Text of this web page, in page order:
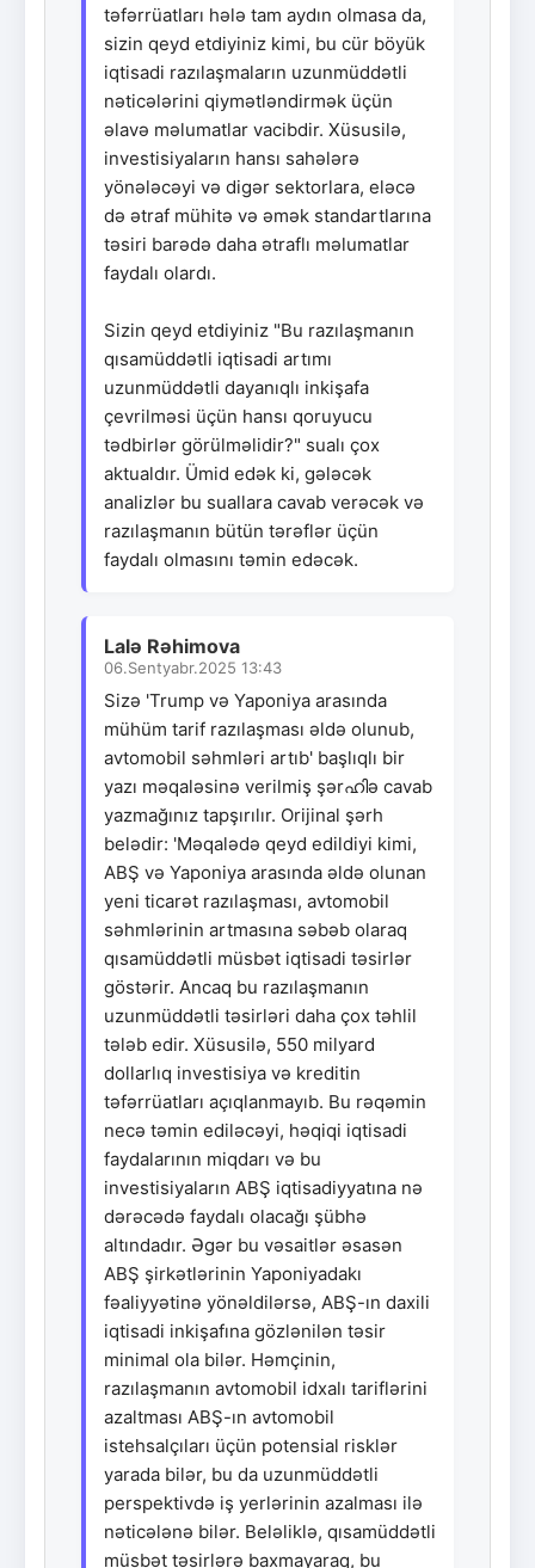
təfərrüatları hələ tam aydın olmasa da,
sizin qeyd etdiyiniz kimi, bu cür böyük
iqtisadi razılaşmaların uzunmüddətli
nəticələrini qiymətləndirmək üçün
əlavə məlumatlar vacibdir. Xüsusilə,
investisiyaların hansı sahələrə
yönələcəyi və digər sektorlara, eləcə
də ətraf mühitə və əmək standartlarına
təsiri barədə daha ətraflı məlumatlar
faydalı olardı.
Sizin qeyd etdiyiniz "Bu razılaşmanın
qısamüddətli iqtisadi artımı
uzunmüddətli dayanıqlı inkişafa
çevrilməsi üçün hansı qoruyucu
tədbirlər görülməlidir?" sualı çox
aktualdır. Ümid edək ki, gələcək
analizlər bu suallara cavab verəcək və
razılaşmanın bütün tərəflər üçün
faydalı olmasını təmin edəcək.
Lalə Rəhimova
06.Sentyabr.2025 13:43
Sizə 'Trump və Yaponiya arasında
mühüm tarif razılaşması əldə olunub,
avtomobil səhmləri artıb' başlıqlı bir
yazı məqaləsinə verilmiş şərഹിə cavab
yazmağınız tapşırılır. Orijinal şərh
belədir: 'Məqalədə qeyd edildiyi kimi,
ABŞ və Yaponiya arasında əldə olunan
yeni ticarət razılaşması, avtomobil
səhmlərinin artmasına səbəb olaraq
qısamüddətli müsbət iqtisadi təsirlər
göstərir. Ancaq bu razılaşmanın
uzunmüddətli təsirləri daha çox təhlil
tələb edir. Xüsusilə, 550 milyard
dollarlıq investisiya və kreditin
təfərrüatları açıqlanmayıb. Bu rəqəmin
necə təmin ediləcəyi, həqiqi iqtisadi
faydalarının miqdarı və bu
investisiyaların ABŞ iqtisadiyyatına nə
dərəcədə faydalı olacağı şübhə
altındadır. Əgər bu vəsaitlər əsasən
ABŞ şirkətlərinin Yaponiyadakı
fəaliyyətinə yönəldilərsə, ABŞ-ın daxili
iqtisadi inkişafına gözlənilən təsir
minimal ola bilər. Həmçinin,
razılaşmanın avtomobil idxalı tariflərini
azaltması ABŞ-ın avtomobil
istehsalçıları üçün potensial risklər
yarada bilər, bu da uzunmüddətli
perspektivdə iş yerlərinin azalması ilə
nəticələnə bilər. Beləliklə, qısamüddətli
müsbət təsirlərə baxmayaraq, bu